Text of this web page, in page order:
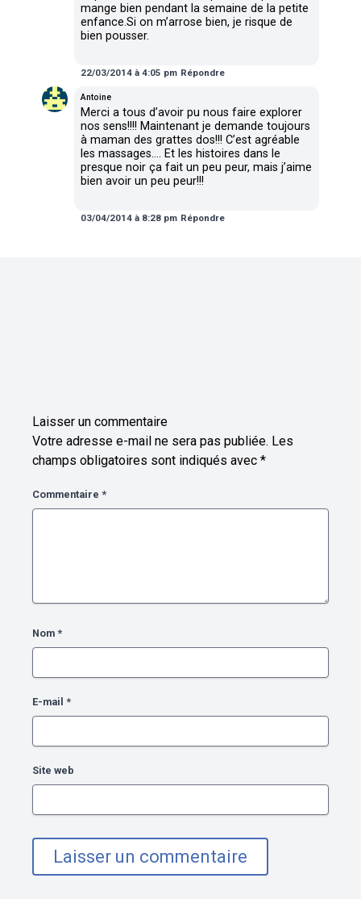
mange bien pendant la semaine de la petite
enfance.Si on m’arrose bien, je risque de
bien pousser.
22/03/2014 à 4:05 pm Répondre
Antoine
Merci a tous d’avoir pu nous faire explorer
nos sens!!!! Maintenant je demande toujours
à maman des grattes dos!!! C’est agréable
les massages…. Et les histoires dans le
presque noir ça fait un peu peur, mais j’aime
bien avoir un peu peur!!!
03/04/2014 à 8:28 pm Répondre
Laisser un commentaire
Votre adresse e-mail ne sera pas publiée. Les
champs obligatoires sont indiqués avec *
Commentaire *
Nom *
E-mail *
Site web